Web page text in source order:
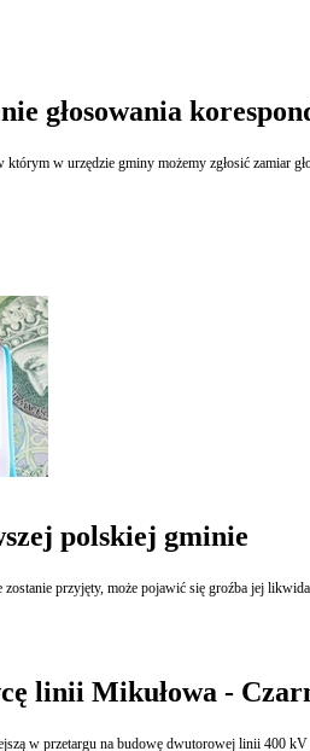
głosowania
w urzędzie gminy możemy zgłosić zamiar
polskiej gminie
linii Mikułowa -
w przetargu na budowę dwutorowej linii 400